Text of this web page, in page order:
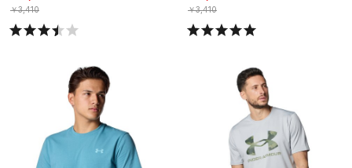
￥3,410
￥3,410